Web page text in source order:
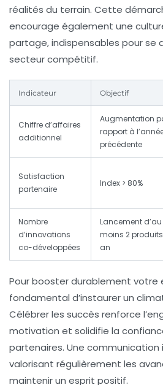
réalités du terrain. Cette
encourage également une
partage, indispensables pour se
secteur compétitif.
Indicateur Objectif
Chiffre d’affaires
additionnel
Augmentation
rapport à
précédente
Satisfaction
partenaire
Index > 80%
Nombre
d’innovations
co-développées
Lancement d’au
moins 2
an
Pour booster durablement votre
fondamental d’instaurer un
Célébrer les succès renforce
motivation et solidifie la
partenaires. Une
valorisant régulièrement les
maintenir un esprit positif.